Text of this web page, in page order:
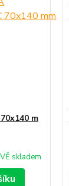
m
skladem